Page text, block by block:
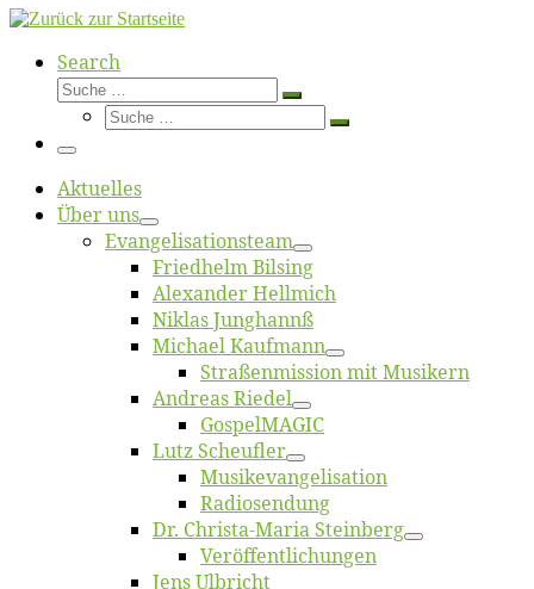
Search
Suche
Suche
Suche
Suche
Menü
Ak­tu­el­les
Über uns
Evangelisa­tions­team
Fried­helm Bilsing
Alex­an­der Hellmich
Ni­klas Junghannß
Mi­cha­el Kaufmann
Straßenmis­sion mit Musikern
An­dre­as Riedel
Gos­pel­MA­GIC
Lutz Scheuf­ler
Musikevan­ge­li­sa­tion
Ra­dio­sen­dung
Dr. Chris­­ta-Ma­ria Steinberg
Ver­öf­fent­li­chun­gen
Jens Ulb­richt